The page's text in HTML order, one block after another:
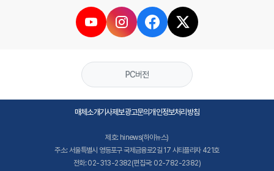
PC버전
매체소개기사제보광고문의개인정보처리방침
제호: hinews(하이뉴스)
주소: 서울특별시 영등포구 국제금융로2길 17 시티플라자 421호
전화: 02-313-2382(편집국: 02-782-2382)